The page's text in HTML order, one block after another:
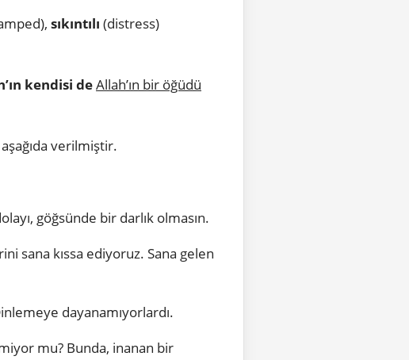
sıkıntılı (distress)
kendisi deAllah’ın bir öğüdü
verilmiştir.
göğsünde bir darlık olmasın.
sana kıssa ediyoruz. Sana gelen
dayanamıyorlardı.
mu? Bunda, inanan bir